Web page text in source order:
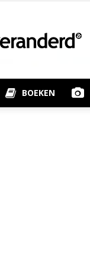
Weert
BOEKEN